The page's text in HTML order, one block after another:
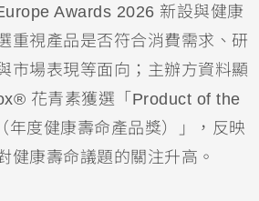
Awards 2026 新設與健康
重視產品是否符合消費需求、研
市場表現等面向；主辦方資料顯
花青素獲選「Product of the
年度健康壽命產品獎）」，反映
健康壽命議題的關注升高。